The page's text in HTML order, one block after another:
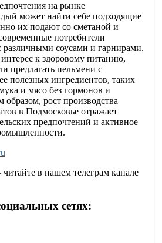
на рынке
может найти себе подходящие
их подают со сметаной и
потребители
различными соусами и гарнирами.
к здоровому питанию,
предлагать пельмени с
полезных ингредиентов, таких
и мясо без гормонов и
рост производства
в Подмосковье отражает
предпочтений и активное
читайте в нашем телеграм канале
сетях: